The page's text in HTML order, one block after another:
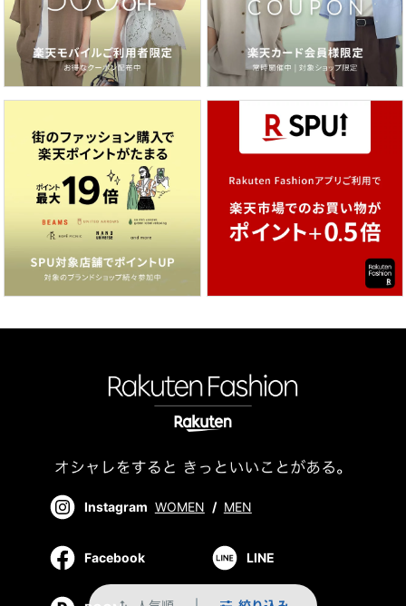
Instagram WOMEN / MEN
Facebook LINE